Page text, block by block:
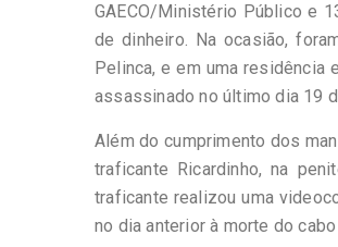
GAECO/Ministério Público e
de dinheiro. Na ocasião,
Pelinca, e em uma residência
assassinado no último dia 19
Além do cumprimento dos
traficante Ricardinho, na
traficante realizou uma
no dia anterior à morte do